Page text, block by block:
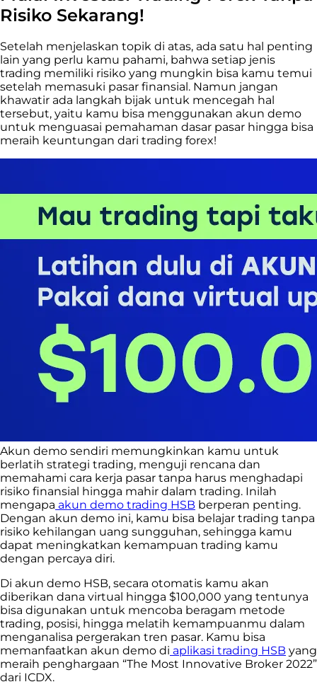
Risiko Sekarang!
Setelah menjelaskan topik di atas, ada satu hal penting
lain yang perlu kamu pahami, bahwa setiap jenis
trading memiliki risiko yang mungkin bisa kamu temui
setelah memasuki pasar finansial. Namun jangan
khawatir ada langkah bijak untuk mencegah hal
tersebut, yaitu kamu bisa menggunakan akun demo
untuk menguasai pemahaman dasar pasar hingga bisa
meraih keuntungan dari trading forex!
Akun demo sendiri memungkinkan kamu untuk
berlatih strategi trading, menguji rencana dan
memahami cara kerja pasar tanpa harus menghadapi
risiko finansial hingga mahir dalam trading. Inilah
mengapa akun demo trading HSB berperan penting.
Dengan akun demo ini, kamu bisa belajar trading tanpa
risiko kehilangan uang sungguhan, sehingga kamu
dapat meningkatkan kemampuan trading kamu
dengan percaya diri.
Di akun demo HSB, secara otomatis kamu akan
diberikan dana virtual hingga $100,000 yang tentunya
bisa digunakan untuk mencoba beragam metode
trading, posisi, hingga melatih kemampuanmu dalam
menganalisa pergerakan tren pasar. Kamu bisa
memanfaatkan akun demo di aplikasi trading HSB yang
meraih penghargaan “The Most Innovative Broker 2022”
dari ICDX.